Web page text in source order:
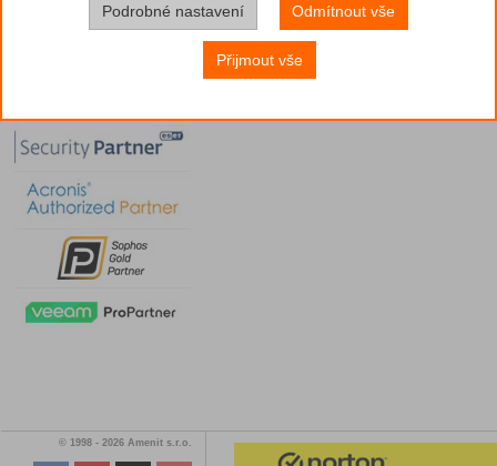
© 1998 - 2026 Amenit s.r.o.
Podrobné nastavení Odmítnout vše
Přijmout vše